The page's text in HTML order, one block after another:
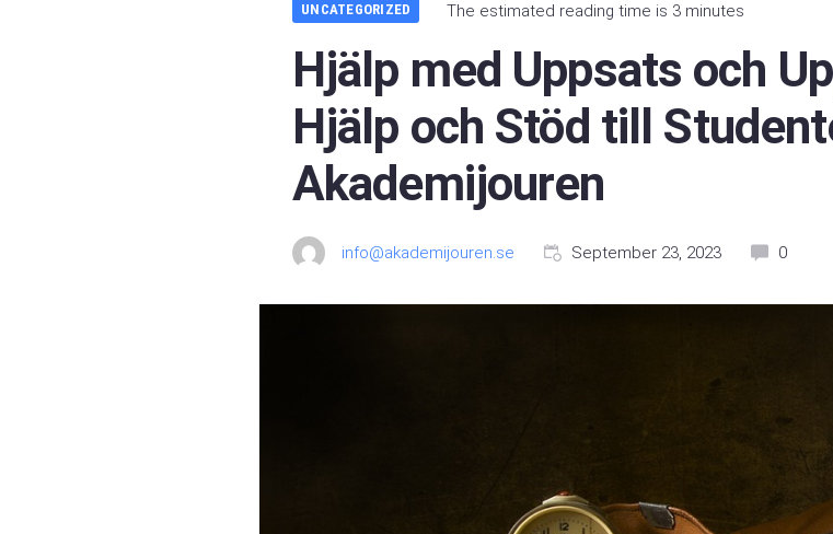
UNCATEGORIZED The estimated reading time is 3 minutes
Hjälp med Uppsats och
Hjälp och Stöd till
Akademijouren
info@akademijouren.se September 23, 2023 0